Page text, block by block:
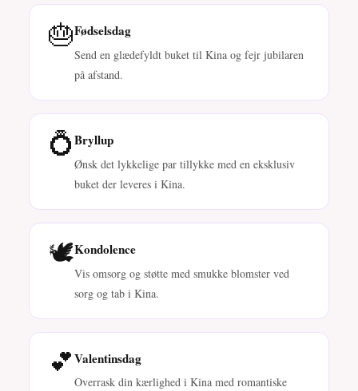
🎂Fødselsdag
Send en glædefyldt buket til Kina og fejr jubilaren
på afstand.
💍Bryllup
Ønsk det lykkelige par tillykke med en eksklusiv
buket der leveres i Kina.
🕊️Kondolence
Vis omsorg og støtte med smukke blomster ved
sorg og tab i Kina.
💕Valentinsdag
Overrask din kærlighed i Kina med romantiske